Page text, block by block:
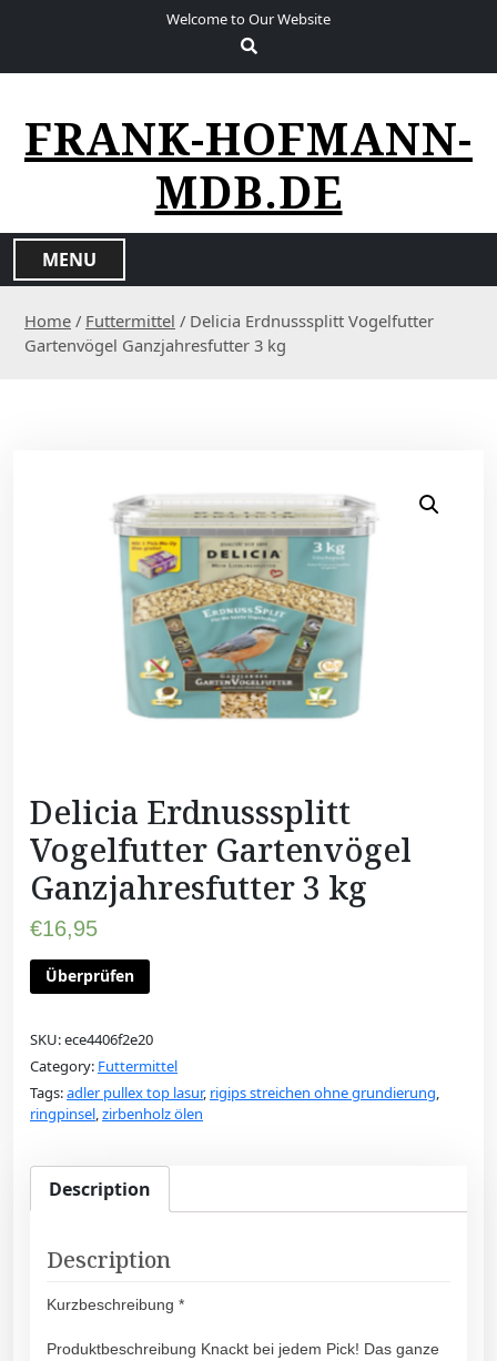
Welcome to Our Website
FRANK-HOFMANN-
MDB.DE
MENU
Home / Futtermittel / Delicia Erdnusssplitt Vogelfutter
Gartenvögel Ganzjahresfutter 3 kg
Delicia Erdnusssplitt
Vogelfutter Gartenvögel
Ganzjahresfutter 3 kg
€16,95
Überprüfen
SKU:ece4406f2e20
Category: Futtermittel
Tags:adler pullex top lasur, rigips streichen ohne grundierung,
ringpinsel,zirbenholz ölen
Description
Description
Kurzbeschreibung *
Produktbeschreibung Knackt bei jedem Pick! Das ganze